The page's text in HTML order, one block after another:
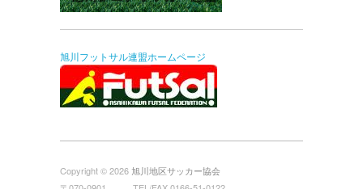
旭川フットサル連盟ホームページ
Copyright © 2026旭川地区サッカー協会